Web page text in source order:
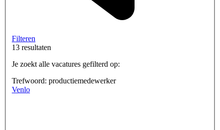
Filteren
13 resultaten
Je zoekt alle vacatures gefilterd op:
Trefwoord: productiemedewerker
Venlo